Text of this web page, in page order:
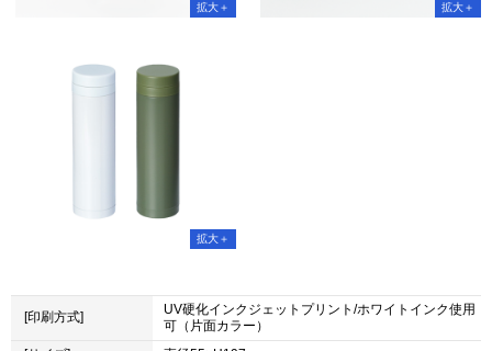
[印刷方式]
UV硬化インクジェットプリント/ホワイトインク使用
可（片面カラー）